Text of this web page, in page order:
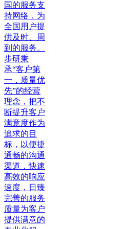
国的服务支
持网络，为
全国用户提
供及时、周
到的服务。
步研秉
承“客户第
一，质量优
先”的经营
理念，把不
断提升客户
满意度作为
追求的目
标，以便捷
通畅的沟通
渠道，快速
高效的响应
速度，日臻
完善的服务
质量为客户
提供满意的